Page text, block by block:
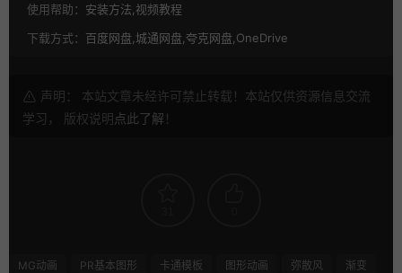
使用帮助： 安装方法,视频教程
下载方式： 百度网盘,城通网盘,夸克网盘,OneDrive
声明： 本站文章未经许可禁止转载！本站仅供资源信息交流
学习， 版权说明点此了解 ！
MG动画 PR基本图形 卡通模板 图形动画 弥散风
渐变